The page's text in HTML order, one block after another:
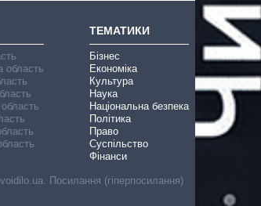
область
ТЕМАТИКИ
Бізнес
Економіка
Культура
Наука
Національна безпека
Політика
Право
Суспільство
Фінанси
Посилання (гіперпосилання)